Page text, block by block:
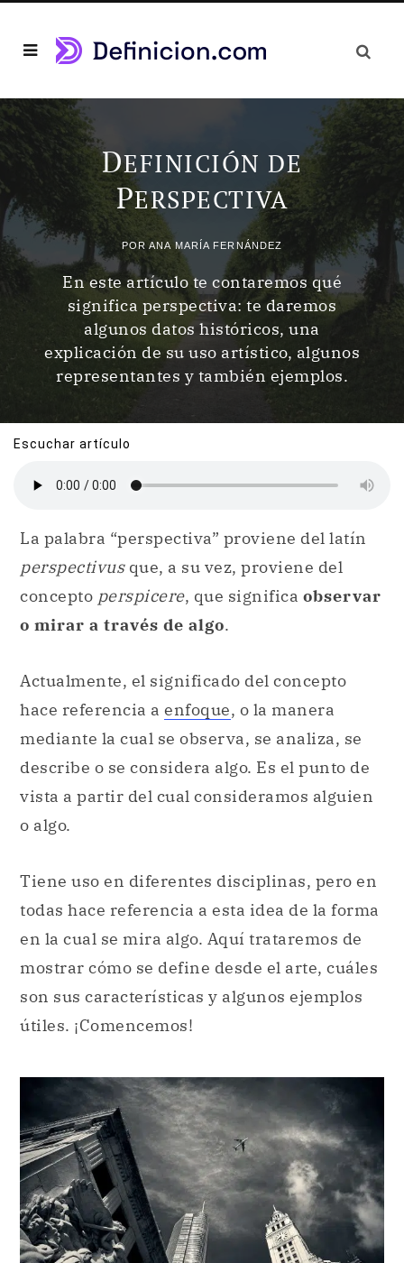
DEFINICIÓN DE
PERSPECTIVA
PORANA MARÍA FERNÁNDEZ
En este artículo te contaremos qué
significa perspectiva: te daremos
algunos datos históricos, una
explicación de su uso artístico, algunos
representantes y también ejemplos.
Escuchar artículo
La palabra “perspectiva” proviene del latín
perspectivusque, a su vez, proviene del
concepto perspicere, que significa observar
o mirar a través de algo.
Actualmente, el significado del concepto
hace referencia a enfoque, o la manera
mediante la cual se observa, se analiza, se
describe o se considera algo. Es el punto de
vista a partir del cual consideramos alguien
o algo.
Tiene uso en diferentes disciplinas, pero en
todas hace referencia a esta idea de la forma
en la cual se mira algo. Aquí trataremos de
mostrar cómo se define desde el arte, cuáles
son sus características y algunos ejemplos
útiles. ¡Comencemos!